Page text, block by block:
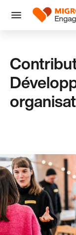
liens
tête
Menu
Logo